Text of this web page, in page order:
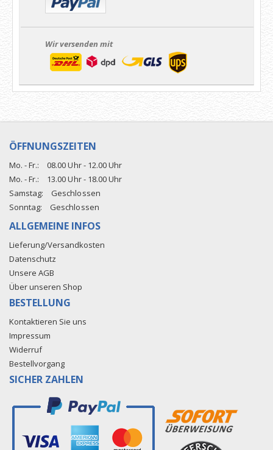
Wir versenden mit
ÖFFNUNGSZEITEN
Mo. - Fr.:
08.00 Uhr - 12.00 Uhr
Mo. - Fr.:
13.00 Uhr - 18.00 Uhr
Samstag:
Geschlossen
Sonntag:
Geschlossen
ALLGEMEINE INFOS
Lieferung/Versandkosten
Datenschutz
Unsere AGB
Über unseren Shop
BESTELLUNG
Kontaktieren Sie uns
Impressum
Widerruf
Bestellvorgang
SICHER ZAHLEN